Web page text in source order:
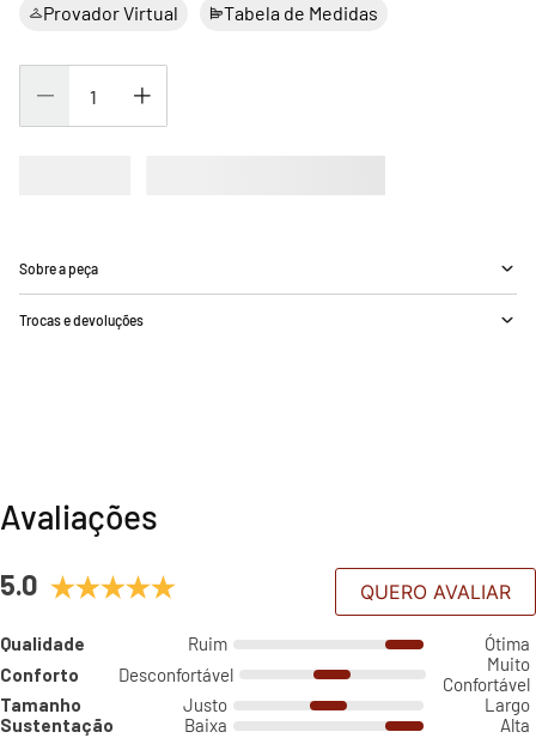
Provador Virtual Tabela de Medidas
Sobre a peça
Trocas e devoluções
Avaliações
5.0
Qualidade Ruim
Ótima
Conforto
Desconfortável
Muito
Confortável
Tamanho
Justo
Largo
Sustentação
Baixa Alta
QUERO AVALIAR